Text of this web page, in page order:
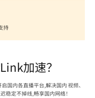
持
加速？
国内各直播平台,解决国内 视频、
稳定不掉线,畅享国内网络！